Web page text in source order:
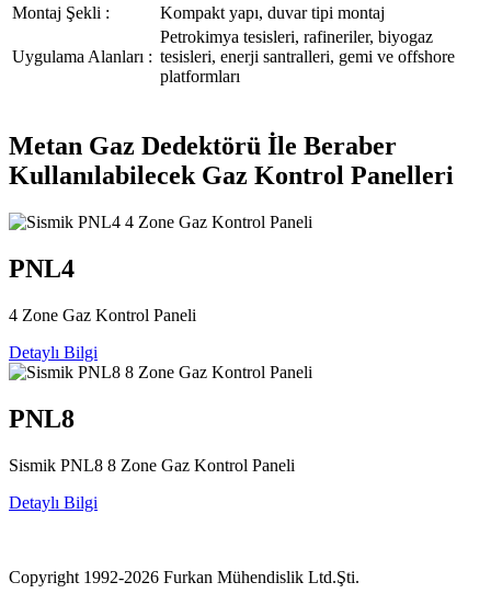
Montaj Şekli :
Kompakt yapı, duvar tipi montaj
Uygulama Alanları :
Petrokimya tesisleri, rafineriler, biyogaz
tesisleri, enerji santralleri, gemi ve offshore
platformları
Metan Gaz Dedektörü İle Beraber
Kullanılabilecek Gaz Kontrol Panelleri
PNL4
4 Zone Gaz Kontrol Paneli
Detaylı Bilgi
PNL8
Sismik PNL8 8 Zone Gaz Kontrol Paneli
Detaylı Bilgi
Copyright 1992-2026 Furkan Mühendislik Ltd.Şti.